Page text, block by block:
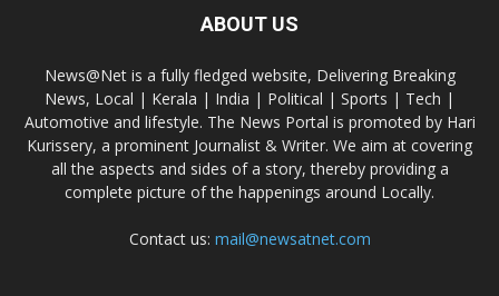
ABOUT US
News@Net is a fully fledged website, Delivering Breaking
News, Local | Kerala | India | Political | Sports | Tech |
Automotive and lifestyle. The News Portal is promoted by Hari
Kurissery, a prominent Journalist & Writer. We aim at covering
all the aspects and sides of a story, thereby providing a
complete picture of the happenings around Locally.
Contact us: mail@newsatnet.com